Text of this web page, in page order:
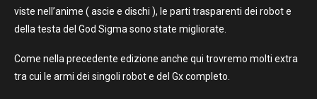
viste nell’anime ( ascie e dischi ), le parti trasparenti dei robot e
della testa del God Sigma sono state migliorate.
Come nella precedente edizione anche qui trovremo molti extra
tra cui le armi dei singoli robot e del Gx completo.